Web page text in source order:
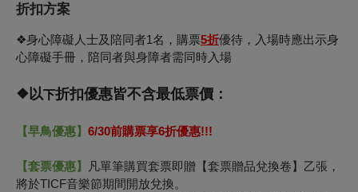
折扣方案
❖身心障礙人士及陪同者1名，購票5折優待，入場時應出示身
心障礙手冊，陪同者與身障者需同時入場
❖以下折扣優惠皆不含最低票價：
【早鳥優惠】 6/30前購票享6折優惠!!!
【套票優惠】
凡單筆購買套票即贈【套票贈品兌換卷】乙張，
將於TICF音樂節期間開放兌換。